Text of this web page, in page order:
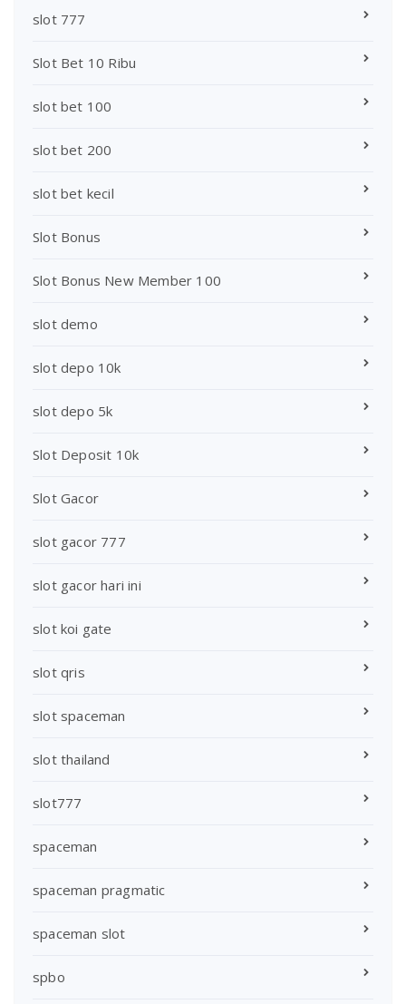
slot 777
Slot Bet 10 Ribu
slot bet 100
slot bet 200
slot bet kecil
Slot Bonus
Slot Bonus New Member 100
slot demo
slot depo 10k
slot depo 5k
Slot Deposit 10k
Slot Gacor
slot gacor 777
slot gacor hari ini
slot koi gate
slot qris
slot spaceman
slot thailand
slot777
spaceman
spaceman pragmatic
spaceman slot
spbo